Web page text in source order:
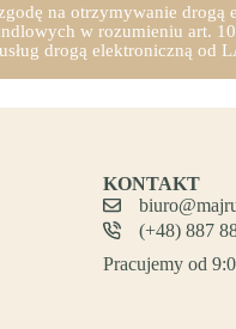
na otrzymywanie drogą
w rozumieniu art.
drogą elektroniczną od
KONTAKT
(+48) 887
Pracujemy od